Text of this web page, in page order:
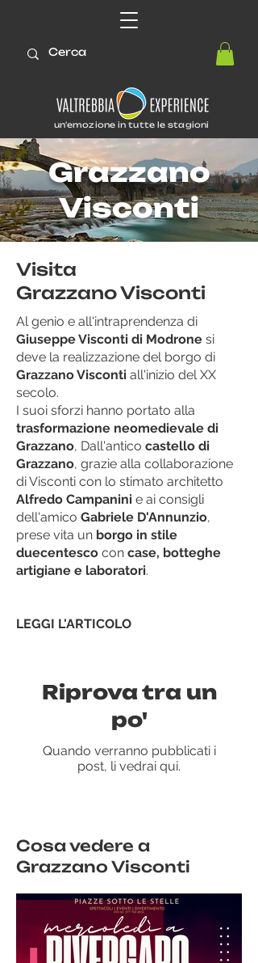
un'emozione in tutte le stagioni
Grazzano
Visconti
Visita
Grazzano Visconti
Al genio e all'intraprendenza di
Giuseppe Visconti di Modrone si
deve la realizzazione del borgo di
Grazzano Visconti all'inizio del XX
secolo.
I suoi sforzi hanno portato alla
trasformazione neomedievale di
Grazzano, Dall'antico castello di
Grazzano, grazie alla collaborazione
di Visconti con lo stimato architetto
Alfredo Campanini e ai consigli
dell'amico Gabriele D'Annunzio,
prese vita un borgo in stile
duecentesco con case, botteghe
artigiane e laboratori.
LEGGI L'ARTICOLO
Riprova tra un
po'
Quando verranno pubblicati i
post, li vedrai qui.
Cosa vedere a
Grazzano Visconti